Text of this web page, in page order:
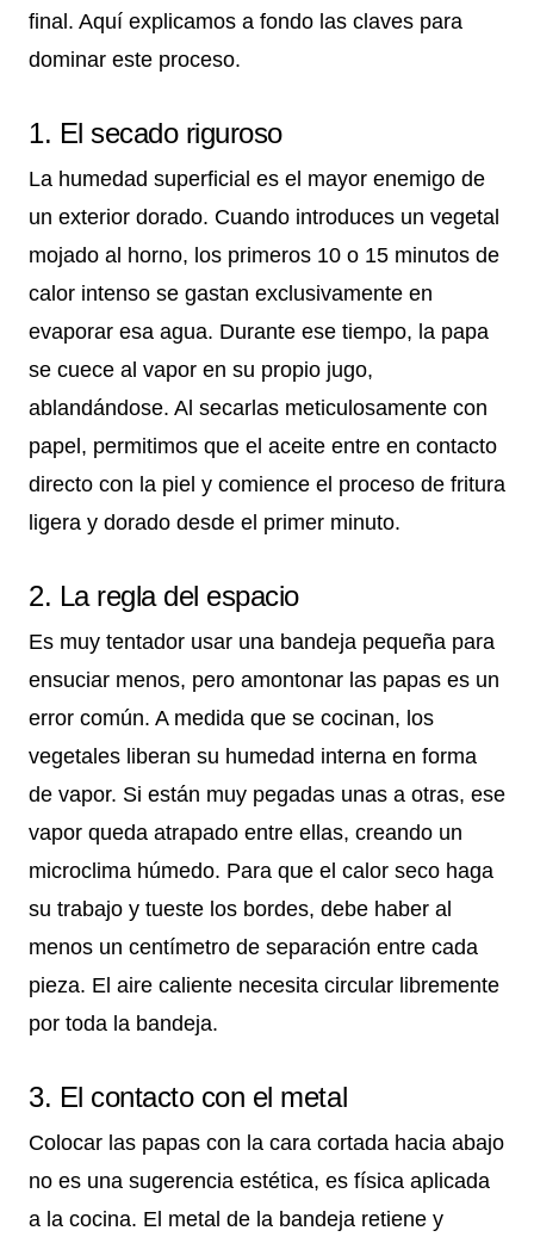
final. Aquí explicamos a fondo las claves para
dominar este proceso.
1. El secado riguroso
La humedad superficial es el mayor enemigo de
un exterior dorado. Cuando introduces un vegetal
mojado al horno, los primeros 10 o 15 minutos de
calor intenso se gastan exclusivamente en
evaporar esa agua. Durante ese tiempo, la papa
se cuece al vapor en su propio jugo,
ablandándose. Al secarlas meticulosamente con
papel, permitimos que el aceite entre en contacto
directo con la piel y comience el proceso de fritura
ligera y dorado desde el primer minuto.
2. La regla del espacio
Es muy tentador usar una bandeja pequeña para
ensuciar menos, pero amontonar las papas es un
error común. A medida que se cocinan, los
vegetales liberan su humedad interna en forma
de vapor. Si están muy pegadas unas a otras, ese
vapor queda atrapado entre ellas, creando un
microclima húmedo. Para que el calor seco haga
su trabajo y tueste los bordes, debe haber al
menos un centímetro de separación entre cada
pieza. El aire caliente necesita circular libremente
por toda la bandeja.
3. El contacto con el metal
Colocar las papas con la cara cortada hacia abajo
no es una sugerencia estética, es física aplicada
a la cocina. El metal de la bandeja retiene y